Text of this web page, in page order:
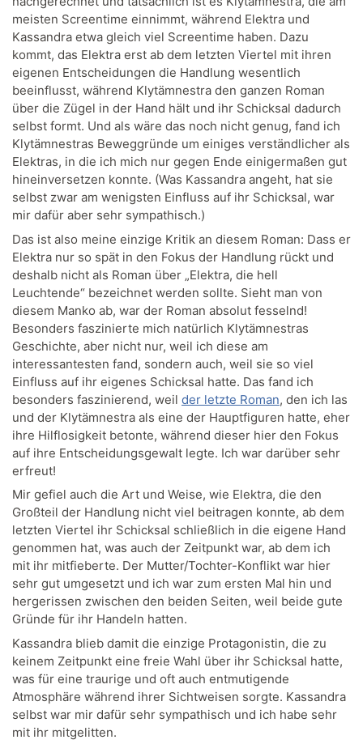
meisten Screentime einnimmt, während Elektra und
Kassandra etwa gleich viel Screentime haben. Dazu
kommt, das Elektra erst ab dem letzten Viertel mit ihren
eigenen Entscheidungen die Handlung wesentlich
beeinflusst, während Klytämnestra den ganzen Roman
über die Zügel in der Hand hält und ihr Schicksal dadurch
selbst formt. Und als wäre das noch nicht genug, fand ich
Klytämnestras Beweggründe um einiges verständlicher als
Elektras, in die ich mich nur gegen Ende einigermaßen gut
hineinversetzen konnte. (Was Kassandra angeht, hat sie
selbst zwar am wenigsten Einfluss auf ihr Schicksal, war
mir dafür aber sehr sympathisch.)
Das ist also meine einzige Kritik an diesem Roman: Dass er
Elektra nur so spät in den Fokus der Handlung rückt und
deshalb nicht als Roman über „Elektra, die hell
Leuchtende“ bezeichnet werden sollte. Sieht man von
diesem Manko ab, war der Roman absolut fesselnd!
Besonders faszinierte mich natürlich Klytämnestras
Geschichte, aber nicht nur, weil ich diese am
interessantesten fand, sondern auch, weil sie so viel
Einfluss auf ihr eigenes Schicksal hatte. Das fand ich
besonders faszinierend, weil der letzte Roman, den ich las
und der Klytämnestra als eine der Hauptfiguren hatte, eher
ihre Hilflosigkeit betonte, während dieser hier den Fokus
auf ihre Entscheidungsgewalt legte. Ich war darüber sehr
erfreut!
Mir gefiel auch die Art und Weise, wie Elektra, die den
Großteil der Handlung nicht viel beitragen konnte, ab dem
letzten Viertel ihr Schicksal schließlich in die eigene Hand
genommen hat, was auch der Zeitpunkt war, ab dem ich
mit ihr mitfieberte. Der Mutter/Tochter-Konflikt war hier
sehr gut umgesetzt und ich war zum ersten Mal hin und
hergerissen zwischen den beiden Seiten, weil beide gute
Gründe für ihr Handeln hatten.
Kassandra blieb damit die einzige Protagonistin, die zu
keinem Zeitpunkt eine freie Wahl über ihr Schicksal hatte,
was für eine traurige und oft auch entmutigende
Atmosphäre während ihrer Sichtweisen sorgte. Kassandra
selbst war mir dafür sehr sympathisch und ich habe sehr
mit ihr mitgelitten.